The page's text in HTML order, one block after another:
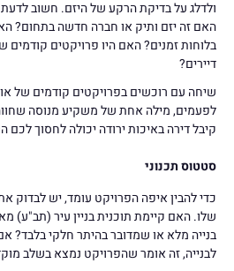
ולדלג על בדיקת הרקע של היזם. חשוב
האם זה יזם ותיק או חברה חדשה בתחום?
בלוחות זמנים? האם היו פרויקטים
דיירים?
שיחה עם רוכשים בפרויקטים קודמים של
לפעמים, מילה אחת של משקיע מנוסה
קיבל דירה באיכות ירודה יכולה לחסוך
סטטוס תכנוני
כדי להבין איפה הפרויקט עומד, יש לבדוק
שלו. האם קיימת תוכנית בניין עיר
בנייה מלא או שמדובר בהיתר חלקי בלבד?
לבנייה, זה אומר שהפרויקט נמצא בשלב